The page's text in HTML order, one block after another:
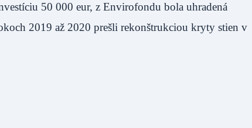
50 000 eur, z Envirofondu bola uhradená
2019 až 2020 prešli rekonštrukciou kryty stien v